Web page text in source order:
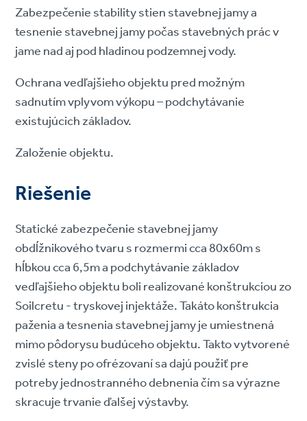
Zabezpečenie stability stien stavebnej jamy a
tesnenie stavebnej jamy počas stavebných prác v
jame nad aj pod hladinou podzemnej vody.
Ochrana vedľajšieho objektu pred možným
sadnutím vplyvom výkopu – podchytávanie
existujúcich základov.
Založenie objektu.
Riešenie
Statické zabezpečenie stavebnej jamy
obdĺžnikového tvaru s rozmermi cca 80x60m s
hĺbkou cca 6,5m a podchytávanie základov
vedľajšieho objektu boli realizované konštrukciou zo
Soilcretu - tryskovej injektáže. Takáto konštrukcia
paženia a tesnenia stavebnej jamy je umiestnená
mimo pôdorysu budúceho objektu. Takto vytvorené
zvislé steny po ofrézovaní sa dajú použiť pre
potreby jednostranného debnenia čím sa výrazne
skracuje trvanie ďalšej výstavby.